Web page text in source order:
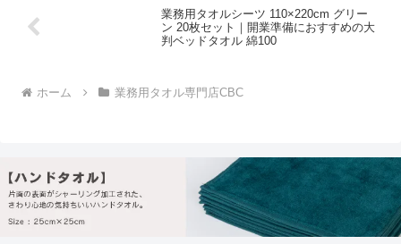
業務用タオルシーツ 110×220cm グリー
ン 20枚セット｜開業準備におすすめの大
判ベッドタオル 綿100
ホーム 業務用タオル専門店CBC